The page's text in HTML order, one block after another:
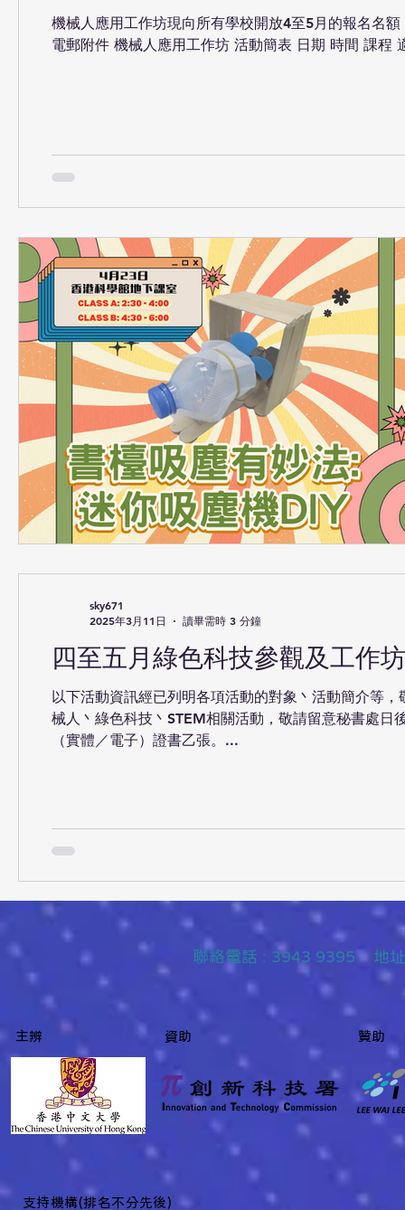
機械人應用工作坊現向所有學校開放4至5月的報名名
電郵附件 機械人應用工作坊 活動
四至五月綠色科技參觀及工作
以下活動資訊經已列明各項活動的對象丶活動簡介等
械人丶綠色科技丶STEM相關活動，敬請留意秘書處
（實體／電子）證書乙張。...
sky671
2025年3月11日
讀畢需時 3 分鐘
聯絡電話 : 3943 9395 地址
主辨 資助 贊助
​支持機構(排名不分先後)